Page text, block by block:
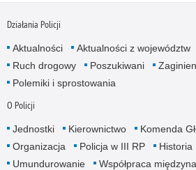
Działania Policji
Aktualności Aktualności z województw
Ruch drogowy
Poszukiwani
Polemiki i sprostowania
O Policji
Jednostki Kierownictwo
Komenda
Organizacja
Policja w III RP Historia
Umundurowanie
Współpraca